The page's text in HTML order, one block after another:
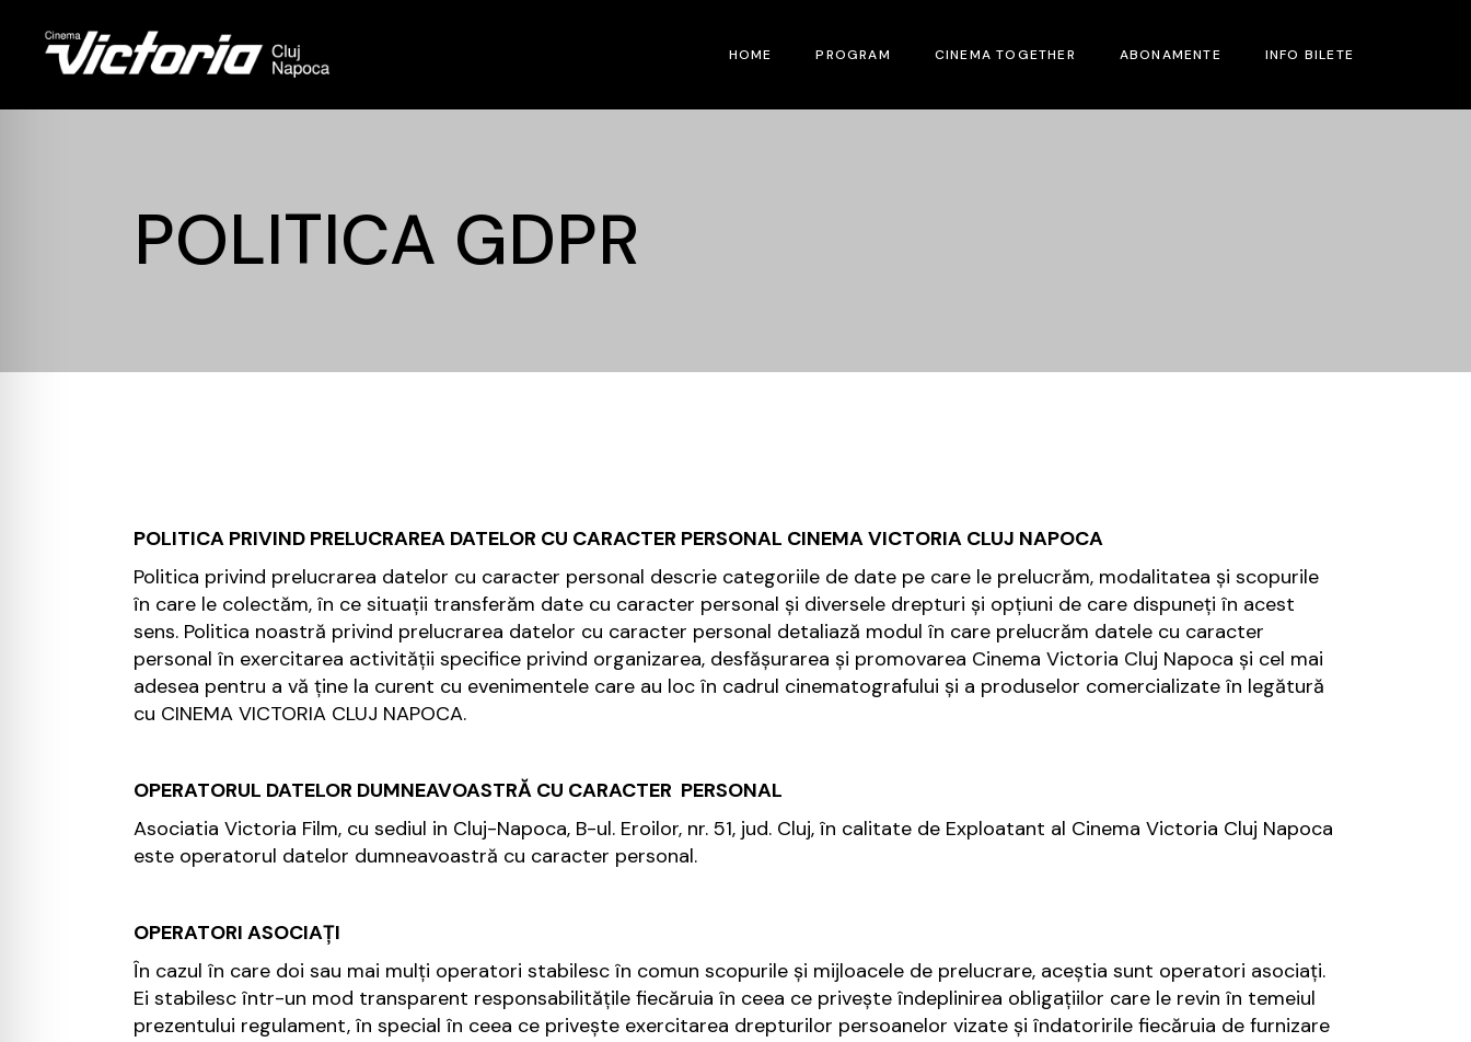
HOME PROGRAM CINEMA TOGETHER ABONAMENTE INFO BILETE
POLITICA GDPR
POLITICA PRIVIND PRELUCRAREA DATELOR CU CARACTER PERSONAL CINEMA VICTORIA CLUJ NAPOCA
Politica privind prelucrarea datelor cu caracter personal descrie categoriile de date pe care le prelucrăm, modalitatea și scopurile
în care le colectăm, în ce situații transferăm date cu caracter personal și diversele drepturi și opțiuni de care dispuneți în acest
sens. Politica noastră privind prelucrarea datelor cu caracter personal detaliază modul în care prelucrăm datele cu caracter
personal în exercitarea activității specifice privind organizarea, desfășurarea și promovarea Cinema Victoria Cluj Napoca și cel mai
adesea pentru a vă ține la curent cu evenimentele care au loc în cadrul cinematografului și a produselor comercializate în legătură
cu CINEMA VICTORIA CLUJ NAPOCA.
OPERATORUL DATELOR DUMNEAVOASTRĂ CU CARACTER PERSONAL
Asociatia Victoria Film, cu sediul in Cluj-Napoca, B-ul. Eroilor, nr. 51, jud. Cluj, în calitate de Exploatant al Cinema Victoria Cluj Napoca
este operatorul datelor dumneavoastră cu caracter personal.
OPERATORI ASOCIAȚI
În cazul în care doi sau mai mulţi operatori stabilesc în comun scopurile şi mijloacele de prelucrare, aceştia sunt operatori asociaţi.
Ei stabilesc într-un mod transparent responsabilităţile fiecăruia în ceea ce priveşte îndeplinirea obligaţiilor care le revin în temeiul
prezentului regulament, în special în ceea ce priveşte exercitarea drepturilor persoanelor vizate şi îndatoririle fiecăruia de furnizare